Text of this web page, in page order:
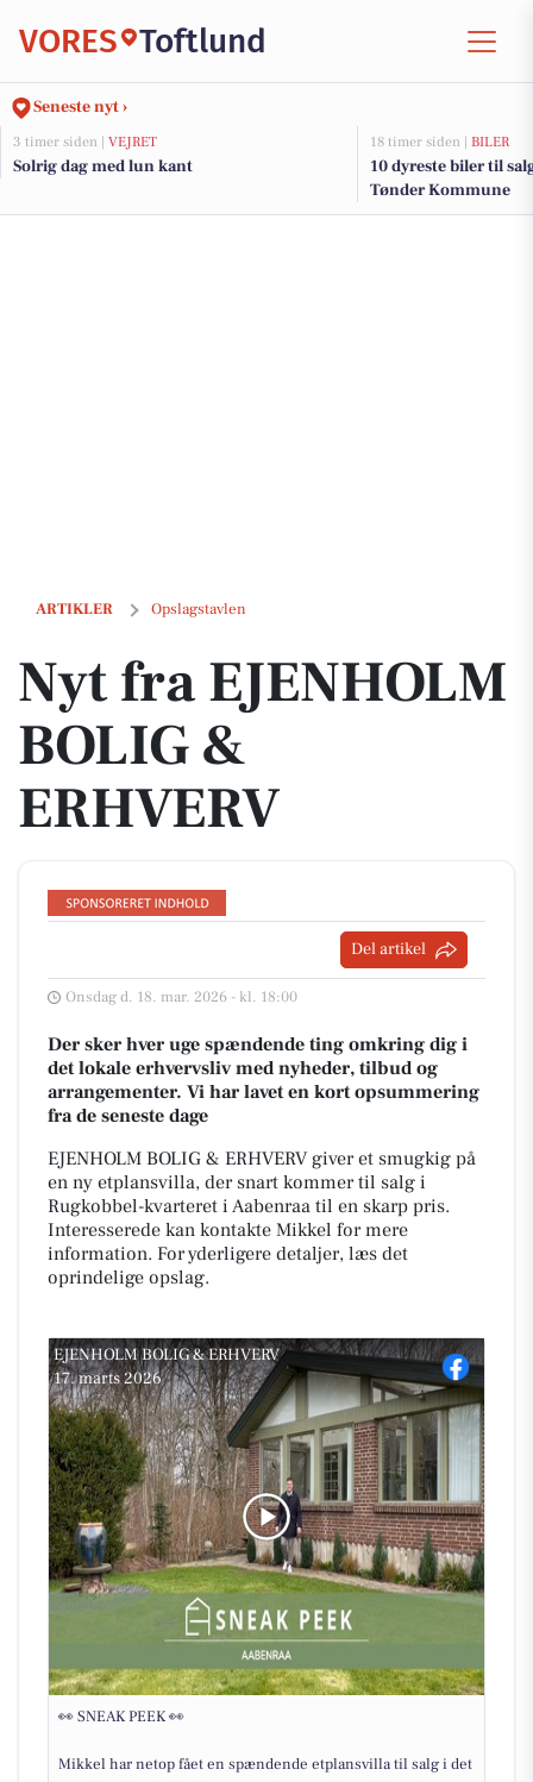
VORES Toftlund
Seneste nyt ›
3 timer siden | VEJRET
Solrig dag med lun kant
18 timer siden | BILER
10 dyreste biler til
Tønder Kommune
ARTIKLER Opslagstavlen
Nyt fra EJENHOLM BOLIG & ERHVERV
Nyt fra EJENHOLM
BOLIG &
ERHVERV
Del artikel
Onsdag d. 18. mar. 2026 - kl. 18:00
Der sker hver uge spændende ting omkring dig i
det lokale erhvervsliv med nyheder, tilbud og
arrangementer. Vi har lavet en kort opsummering
fra de seneste dage
EJENHOLM BOLIG & ERHVERV giver et smugkig på
en ny etplansvilla, der snart kommer til salg i
Rugkobbel-kvarteret i Aabenraa til en skarp pris.
Interesserede kan kontakte Mikkel for mere
information. For yderligere detaljer, læs det
oprindelige opslag.
EJENHOLM BOLIG & ERHVERV
17. marts 2026
👀 SNEAK PEEK 👀
Mikkel har netop fået en spændende etplansvilla til salg i det